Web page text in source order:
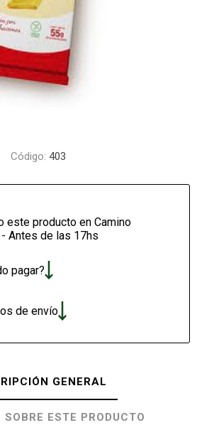
Código: 403
este producto en Camino
Antes de las 17hs
pagar?
de envío
GENERAL
SOBRE ESTE PRODUCTO